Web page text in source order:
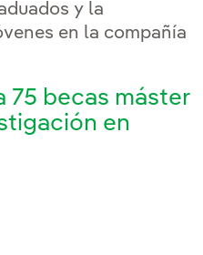
y la
en la compañía
75 becas máster
en